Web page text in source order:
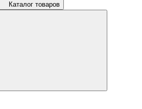
Каталог товаров